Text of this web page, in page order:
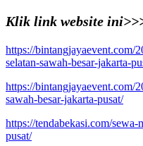
Klik link website
https://bintangjayaevent.com/
selatan-sawah-besar-jakarta-
https://bintangjayaevent.com/
sawah-besar-jakarta-pusat/
https://tendabekasi.com/
pusat/